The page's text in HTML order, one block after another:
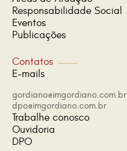
Responsabilidade Social
Eventos
Publicações
Contatos
E-mails
gordiano@imgordiano.com.br
dpo@imgordiano.com.br
Trabalhe conosco
Ouvidoria
DPO